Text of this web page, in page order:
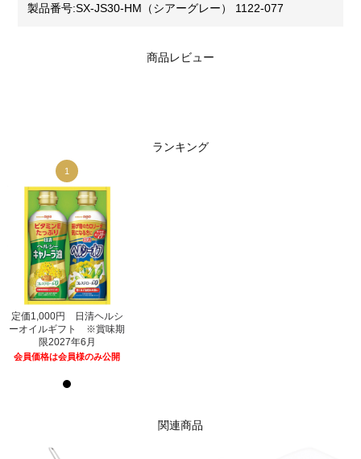
製品番号:SX-JS30-HM（シアーグレー） 1122-077
商品レビュー
ランキング
1
定価1,000円 日清ヘルシ
ーオイルギフト ※賞味期
限2027年6月
会員価格は会員様のみ公開
関連商品